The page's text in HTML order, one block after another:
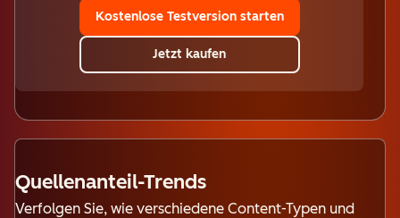
Kostenlose Testversion starten
Jetzt kaufen
Quellenanteil-Trends
Verfolgen Sie, wie verschiedene Content-Typen und